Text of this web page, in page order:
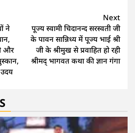
ने
और
Next
पूज्य स्वामी चिदानन्द सरस्वती जी
के पावन सान्निध्य में पूज्य भाई श्री
जी के श्रीमुख से प्रवाहित हो रही
श्रीमद् भागवत कथा की ज्ञान गंगा